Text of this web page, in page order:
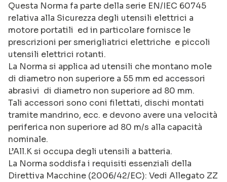
Questa Norma fa parte della serie EN/IEC 60745
relativa alla Sicurezza degli utensili elettrici a
motore portatili ed in particolare fornisce le
prescrizioni per smerigliatrici elettriche e piccoli
utensili elettrici rotanti.
La Norma si applica ad utensili che montano mole
di diametro non superiore a 55 mm ed accessori
abrasivi di diametro non superiore ad 80 mm.
Tali accessori sono coni filettati, dischi montati
tramite mandrino, ecc. e devono avere una velocità
periferica non superiore ad 80 m/s alla capacità
nominale.
L’All.K si occupa degli utensili a batteria.
La Norma soddisfa i requisiti essenziali della
Direttiva Macchine (2006/42/EC): Vedi Allegato ZZ